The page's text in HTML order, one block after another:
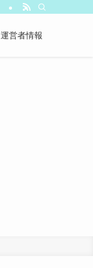
運営者情報